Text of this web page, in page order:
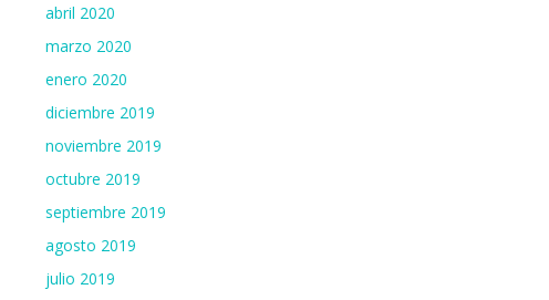
abril 2020
marzo 2020
enero 2020
diciembre 2019
noviembre 2019
octubre 2019
septiembre 2019
agosto 2019
julio 2019